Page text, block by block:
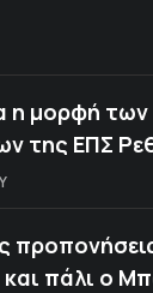
η μορφή των
της ΕΠΣ
πάλι ο